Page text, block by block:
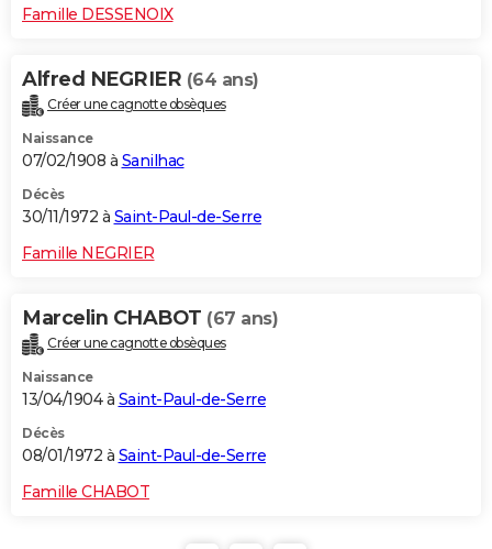
Famille DESSENOIX
Alfred NEGRIER (64 ans)
Créer une cagnotte obsèques
Naissance
07/02/1908 à Sanilhac
Décès
30/11/1972 à Saint-Paul-de-Serre
Famille NEGRIER
Marcelin CHABOT (67 ans)
Créer une cagnotte obsèques
Naissance
13/04/1904 à Saint-Paul-de-Serre
Décès
08/01/1972 à Saint-Paul-de-Serre
Famille CHABOT